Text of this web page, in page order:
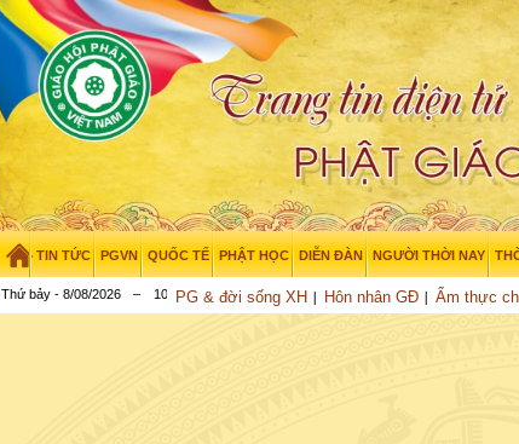
TIN TỨC PGVN QUỐC TẾ PHẬT HỌC DIỄN ĐÀN NGƯỜI THỜI NAY
PG & đời sống XH Hôn nhân GĐ Ẩm thực
Thứ bảy - 8/08/2026 – 10 37: 35